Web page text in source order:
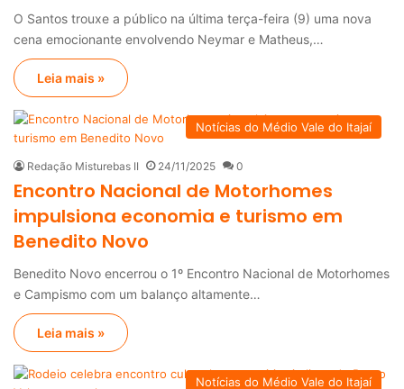
O Santos trouxe a público na última terça-feira (9) uma nova
cena emocionante envolvendo Neymar e Matheus,…
Leia mais »
Notícias do Médio Vale do Itajaí
Redação Misturebas II 24/11/2025 0
Encontro Nacional de Motorhomes
impulsiona economia e turismo em
Benedito Novo
Benedito Novo encerrou o 1º Encontro Nacional de Motorhomes
e Campismo com um balanço altamente…
Leia mais »
Notícias do Médio Vale do Itajaí